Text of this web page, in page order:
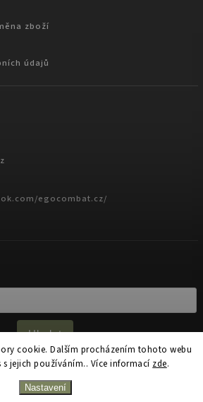
cookie. Dalším procházením tohoto webu
s jejich používáním.. Více informací zde.
Nastavení
zboží
údajů
egocombat.cz/
Hledat
. Všechna práva vyhrazena.